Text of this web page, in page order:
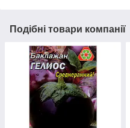
Подібні товари компанії